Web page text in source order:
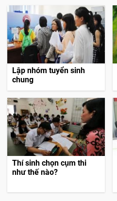
Lập nhóm tuyển sinh
chung
Thí sinh chọn cụm thi
như thế nào?